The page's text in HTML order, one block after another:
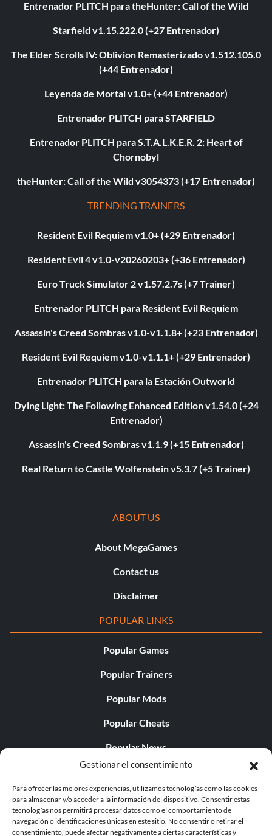
Gestionar el consentimiento
Para ofrecer las mejores experiencias, utilizamos tecnologías como las cookies
para almacenar y/o acceder a la información del dispositivo. Consentir estas
tecnologías nos permitirá procesar datos como el comportamiento de
navegación o identificaciones únicas en este sitio. No consentir o retirar el
consentimiento, puede afectar negativamente a ciertas características y
Entrenador PLITCH para theHunter: Call of the Wild
Starfield v1.15.222.0 (+27 Entrenador)
The Elder Scrolls IV: Oblivion Remasterizado v1.512.105.0
(+44 Entrenador)
Leyenda de Mortal v1.0+ (+44 Entrenador)
Entrenador PLITCH para STARFIELD
Entrenador PLITCH para S.T.A.L.K.E.R. 2: Heart of
Chornobyl
theHunter: Call of the Wild v3054373 (+17 Entrenador)
TRENDING TRAINERS
Resident Evil Requiem v1.0+ (+29 Entrenador)
Resident Evil 4 v1.0-v20260203+ (+36 Entrenador)
Euro Truck Simulator 2 v1.57.2.7s (+7 Trainer)
Entrenador PLITCH para Resident Evil Requiem
Assassin's Creed Sombras v1.0-v1.1.8+ (+23 Entrenador)
Resident Evil Requiem v1.0-v1.1.1+ (+29 Entrenador)
Entrenador PLITCH para la Estación Outworld
Dying Light: The Following Enhanced Edition v1.54.0 (+24
Entrenador)
Assassin's Creed Sombras v1.1.9 (+15 Entrenador)
Real Return to Castle Wolfenstein v5.3.7 (+5 Trainer)
ABOUT US
About MegaGames
Contact us
Disclaimer
POPULAR LINKS
Popular Games
Popular Trainers
Popular Mods
Popular Cheats
Popular News
Popular Editorials
Popular Free Games
LATEST UPDATES